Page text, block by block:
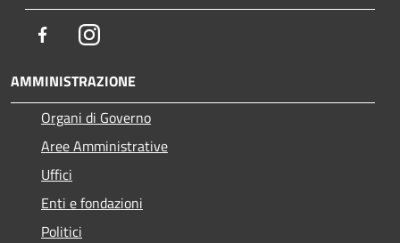
FacebookInstagram
AMMINISTRAZIONE
Organi di Governo
Aree Amministrative
Uffici
Enti e fondazioni
Politici